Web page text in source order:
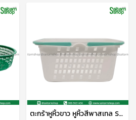
ตะกร้าหูหิ้วขาว หูหิ้วสีพาสเทล S-0080 Sip